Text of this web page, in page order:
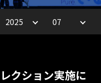
クション実施に